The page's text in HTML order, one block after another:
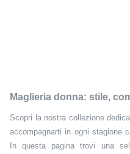
Maglieria donna: stile,
Scopri la nostra collezione
accompagnarti in ogni stagione
In questa pagina trovi una